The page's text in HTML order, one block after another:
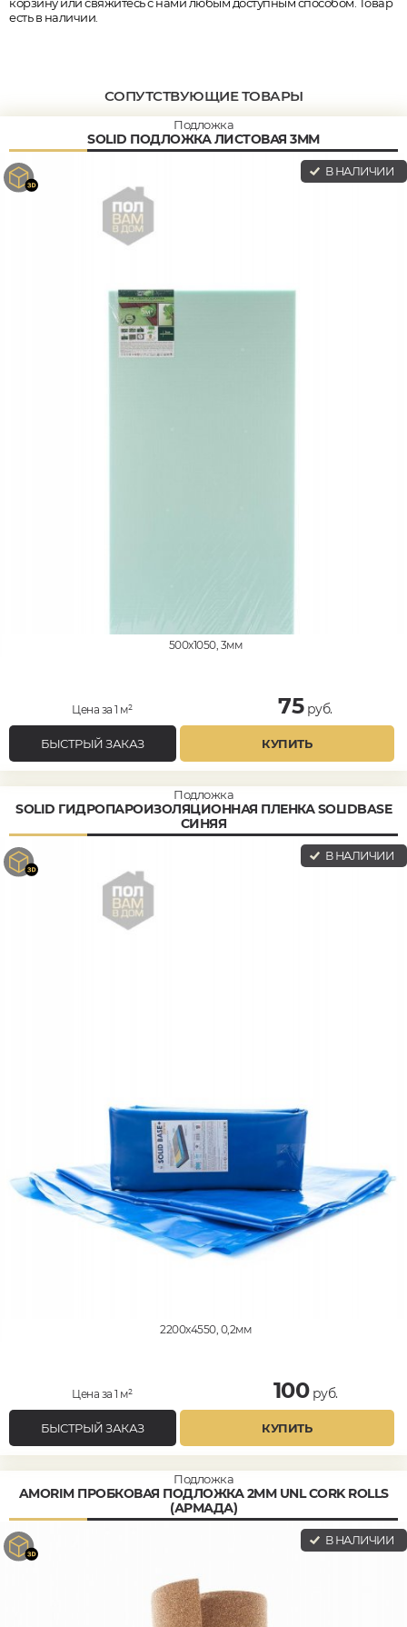
есть в наличии.
СОПУТСТВУЮЩИЕ ТОВАРЫ
Подложка
SOLID ПОДЛОЖКА ЛИСТОВАЯ 3ММ
В НАЛИЧИИ
500x1050, 3мм
Цена за 1 м² 75руб.
БЫСТРЫЙ ЗАКАЗ КУПИТЬ
Подложка
SOLID ГИДРОПАРОИЗОЛЯЦИОННАЯ ПЛЕНКА SOLIDBASE
СИНЯЯ
В НАЛИЧИИ
2200x4550, 0,2мм
Цена за 1 м² 100руб.
БЫСТРЫЙ ЗАКАЗ КУПИТЬ
Подложка
AMORIM ПРОБКОВАЯ ПОДЛОЖКА 2ММ UNL CORK ROLLS
(АРМАДА)
В НАЛИЧИИ